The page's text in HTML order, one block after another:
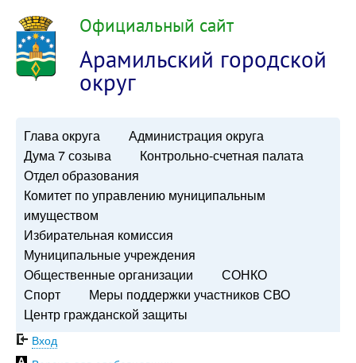
Официальный сайт
Арамильский городской
округ
Глава округа
Администрация округа
Дума 7 созыва
Контрольно-счетная палата
Отдел образования
Комитет по управлению муниципальным
имуществом
Избирательная комиссия
Муниципальные учреждения
Общественные организации
СОНКО
Спорт
Меры поддержки участников СВО
Центр гражданской защиты
Вход